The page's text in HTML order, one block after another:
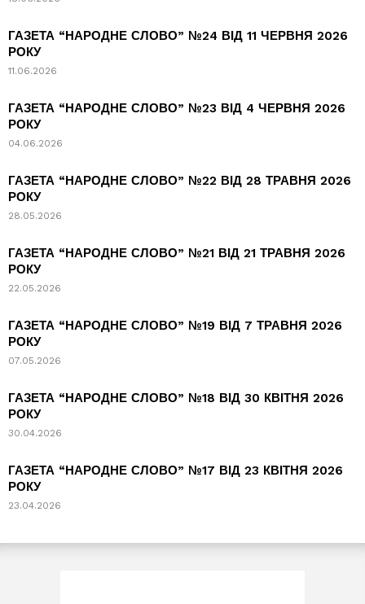
ГАЗЕТА “НАРОДНЕ СЛОВО” №24 ВІД 11 ЧЕРВНЯ 2026
РОКУ
11.06.2026
ГАЗЕТА “НАРОДНЕ СЛОВО” №23 ВІД 4 ЧЕРВНЯ 2026
РОКУ
04.06.2026
ГАЗЕТА “НАРОДНЕ СЛОВО” №22 ВІД 28 ТРАВНЯ 2026
РОКУ
28.05.2026
ГАЗЕТА “НАРОДНЕ СЛОВО” №21 ВІД 21 ТРАВНЯ 2026
РОКУ
22.05.2026
ГАЗЕТА “НАРОДНЕ СЛОВО” №19 ВІД 7 ТРАВНЯ 2026
РОКУ
07.05.2026
ГАЗЕТА “НАРОДНЕ СЛОВО” №18 ВІД 30 КВІТНЯ 2026
РОКУ
30.04.2026
ГАЗЕТА “НАРОДНЕ СЛОВО” №17 ВІД 23 КВІТНЯ 2026
РОКУ
23.04.2026